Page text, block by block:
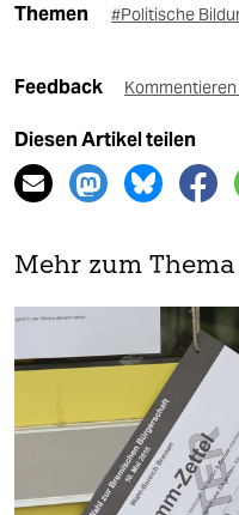
Themen #Politische
Feedback Kommentieren
Diesen Artikel teilen
Mehr zum Thema